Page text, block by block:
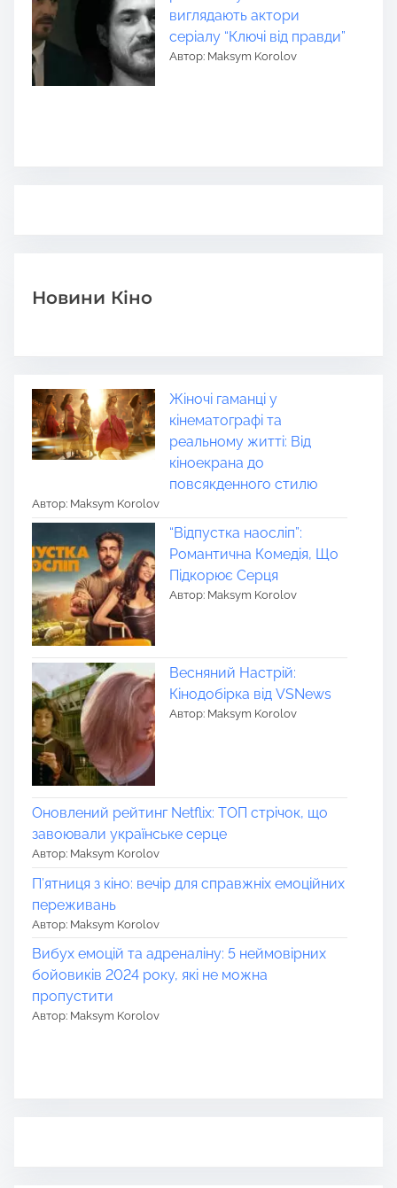
виглядають актори
серіалу “Ключі від правди”
Автор: Maksym Korolov
Новини Кіно
Жіночі гаманці у
кінематографі та
реальному житті: Від
кіноекрана до
повсякденного стилю
Автор: Maksym Korolov
“Відпустка наосліп”:
Романтична Комедія, Що
Підкорює Серця
Автор: Maksym Korolov
Весняний Настрій:
Кінодобірка від VSNews
Автор: Maksym Korolov
Оновлений рейтинг Netflix: ТОП стрічок, що
завоювали українське серце
Автор: Maksym Korolov
П’ятниця з кіно: вечір для справжніх емоційних
переживань
Автор: Maksym Korolov
Вибух емоцій та адреналіну: 5 неймовірних
бойовиків 2024 року, які не можна
пропустити
Автор: Maksym Korolov